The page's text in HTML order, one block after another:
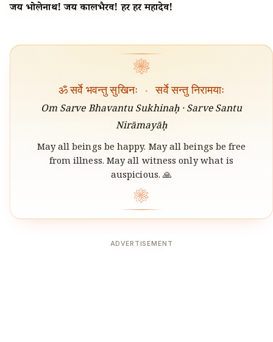
जय भोलेनाथ! जय कालभैरव! हर हर महादेव!
❀
ॐ सर्वे भवन्तु सुखिनः · सर्वे सन्तु निरामयाः
Om Sarve Bhavantu Sukhinaḥ · Sarve Santu
Nirāmayāḥ
May all beings be happy. May all beings be free
from illness. May all witness only what is
auspicious. 🙏
❀
ADVERTISEMENT